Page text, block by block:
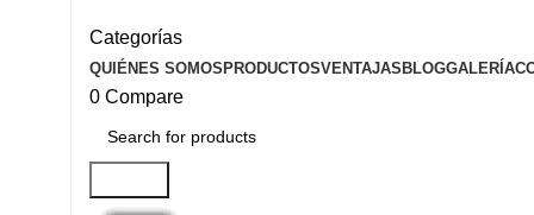
Categorías
QUIÉNES SOMOS PRODUCTOSVENTAJAS BLOGGALERÍA
0 Compare